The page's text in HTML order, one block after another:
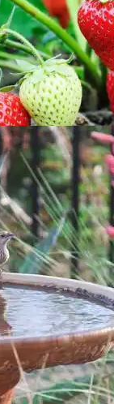
За Паркетом
Беседку Для
Для
Барнаула:
Стоит
В